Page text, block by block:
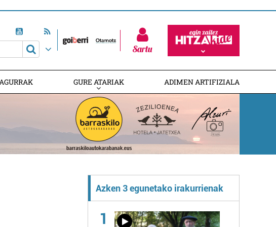
Sartu
GURE ATARIAK ADIMEN ARTIFIZIALA
Azken 3 egunetako irakurrienak
1